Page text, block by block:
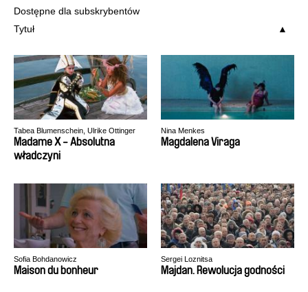
Dostępne dla subskrybentów
Tytuł
Tabea Blumenschein, Ulrike Ottinger
Madame X - Absolutna
władczyni
Nina Menkes
Magdalena Viraga
Sofia Bohdanowicz
Maison du bonheur
Sergei Loznitsa
Majdan. Rewolucja godności